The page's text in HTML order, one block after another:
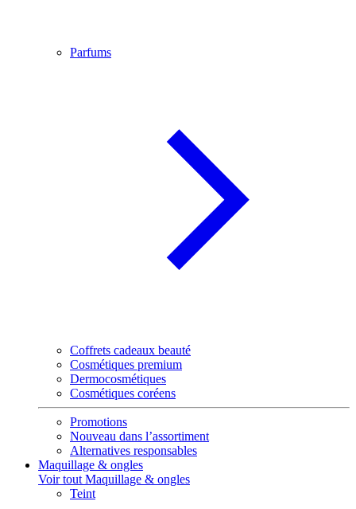
Parfums
Coffrets cadeaux beauté
Cosmétiques premium
Dermocosmétiques
Cosmétiques coréens
Promotions
Nouveau dans l’assortiment
Alternatives responsables
Maquillage & ongles
Voir tout Maquillage & ongles
Teint